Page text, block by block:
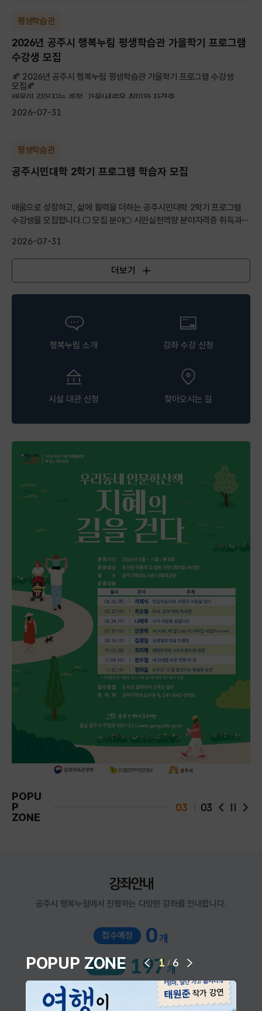
POPUP ZONE 이전 슬라이드
1 /6
다음 슬라이드
평생학습관
2026년 공주시 행복누림 평생학습관 가을학기 프로그램
수강생 모집
🍂 2026년 공주시 행복누림 평생학습관 가을학기 프로그램 수강생
모집🍂
배움이 깊어지는 계절, 가을!새로운 취미와 자격증, ...
2026-07-31
평생학습관
공주시민대학 2학기 프로그램 학습자 모집
배움으로 성장하고, 삶에 활력을 더하는 공주시민대학 2학기 프로그램
수강생을 모집합니다.□ 모집 분야○ 시민실천역량 분야자격증 취득과
2026-07-31
공지사항
더보기
행복누림 소개 강좌 수강 신청
시설 대관 신청 찾아오시는 길
POPU
P
ZONE
03 03 팝업 슬라
팝
강좌안내
공주시 행복누림에서 진행하는 다양한 강좌를 안내합니다.
접수예정 0개
접수중 197개
접수마감 962개